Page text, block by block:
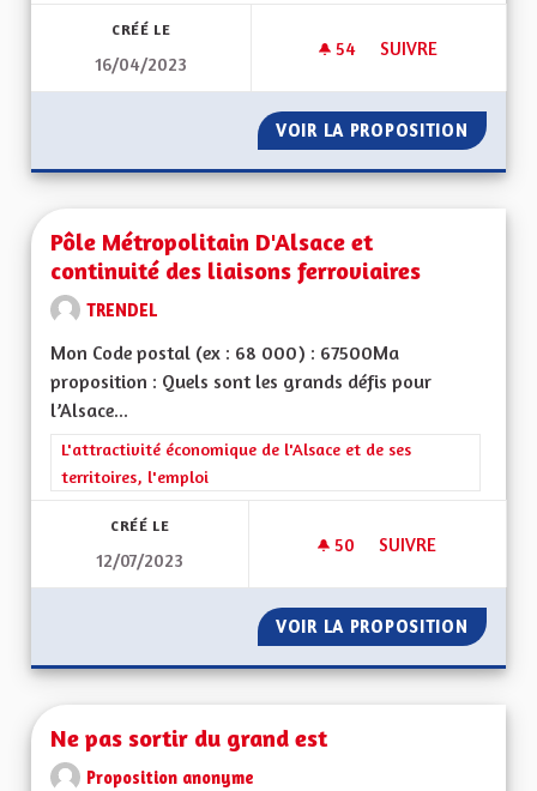
CRÉÉ LE
16/04/2023
54 54 ABONNÉS
SUIVRE
VOIR LA PROPOSITION POUR
Pôle Métropolitain D'Alsace et
continuité des liaisons ferroviaires
TRENDEL
Mon Code postal (ex : 68 000) : 67500Ma
proposition : Quels sont les grands défis pour
l’Alsace...
Filtrer les résultats de la catégorie : L'attractivité
L'attractivité économique de l'Alsace et de ses
territoires, l'emploi
CRÉÉ LE
12/07/2023
50 50 ABONNÉS
SUIVRE
VOIR LA PROPOSITION PÔLE
Ne pas sortir du grand est
Proposition anonyme